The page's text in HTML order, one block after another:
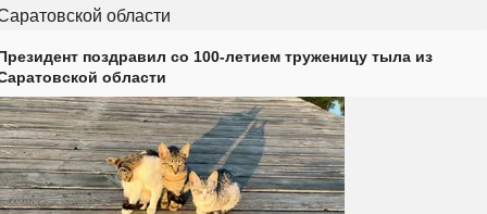
поздравил со 100-летием труженицу тыла из
области